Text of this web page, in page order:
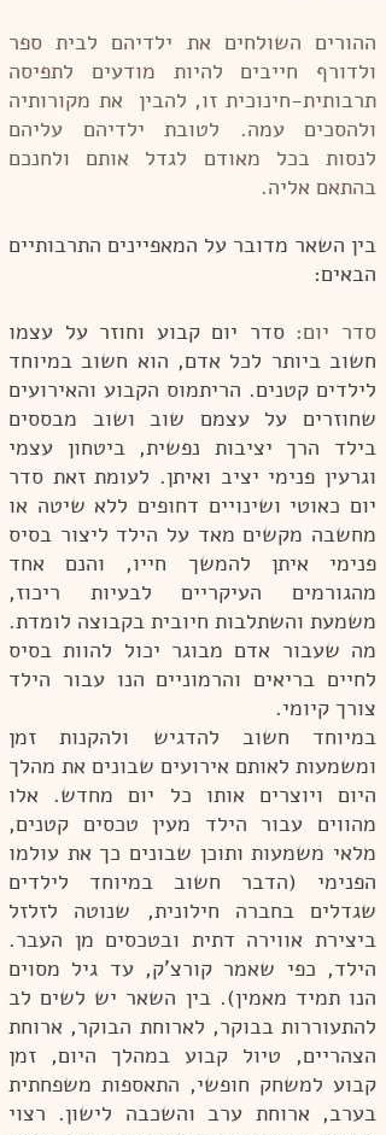
ההורים השולחים את ילדיהם לבית ספר
ולדורף חייבים להיות מודעים לתפיסה
תרבותית-חינוכית זו, להבין את מקורותיה
ולהסכים עמה. לטובת ילדיהם עליהם
לנסות בכל מאודם לגדל אותם ולחנכם
בהתאם אליה.
בין השאר מדובר על המאפיינים התרבותיים
הבאים:
סדר יום: סדר יום קבוע וחוזר על עצמו
חשוב ביותר לכל אדם, הוא חשוב במיוחד
לילדים קטנים. הריתמוס הקבוע והאירועים
שחוזרים על עצמם שוב ושוב מבססים
בילד הרך יציבות נפשית, ביטחון עצמי
וגרעין פנימי יציב ואיתן. לעומת זאת סדר
יום כאוטי ושינויים דחופים ללא שיטה או
מחשבה מקשים מאד על הילד ליצור בסיס
פנימי איתן להמשך חייו, והנם אחד
מהגורמים העיקריים לבעיות ריכוז,
משמעת והשתלבות חיובית בקבוצה לומדת.
מה שעבור אדם מבוגר יכול להוות בסיס
לחיים בריאים והרמוניים הנו עבור הילד
צורך קיומי.
במיוחד חשוב להדגיש ולהקנות זמן
ומשמעות לאותם אירועים שבונים את מהלך
היום ויוצרים אותו כל יום מחדש. אלו
מהווים עבור הילד מעין טכסים קטנים,
מלאי משמעות ותוכן שבונים כך את עולמו
הפנימי (הדבר חשוב במיוחד לילדים
שגדלים בחברה חילונית, שנוטה לזלזל
ביצירת אווירה דתית ובטכסים מן העבר.
הילד, כפי שאמר קורצ'ק, עד גיל מסוים
הנו תמיד מאמין). בין השאר יש לשים לב
להתעוררות בבוקר, לארוחת הבוקר, ארוחת
הצהריים, טיול קבוע במהלך היום, זמן
קבוע למשחק חופשי, התאספות משפחתית
בערב, ארוחת ערב והשכבה לישון. רצוי